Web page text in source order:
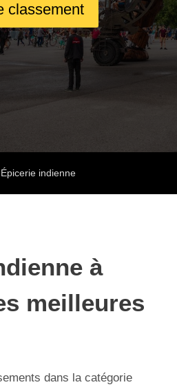
classement
Épicerie indienne
à
meilleures
dans la catégorie